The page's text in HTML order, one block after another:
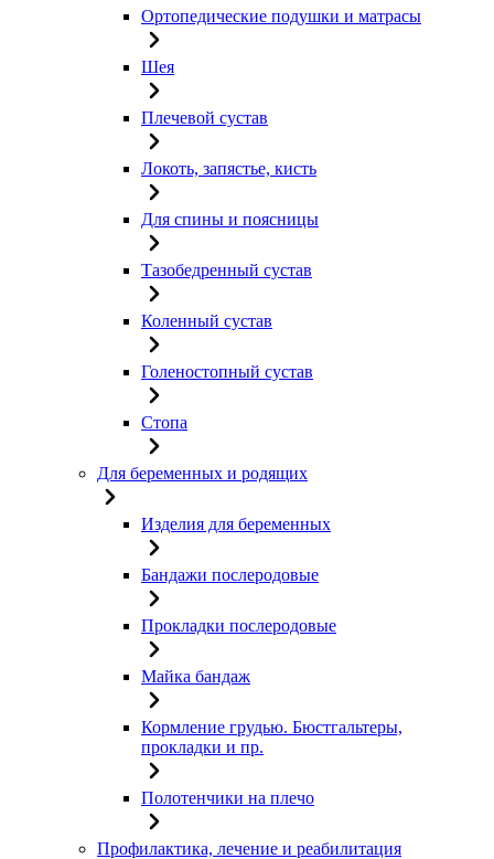
Ортопедические подушки и матрасы
Шея
Плечевой сустав
Локоть, запястье, кисть
Для спины и поясницы
Тазобедренный сустав
Коленный сустав
Голеностопный сустав
Стопа
Для беременных и родящих
Изделия для беременных
Бандажи послеродовые
Прокладки послеродовые
Майка бандаж
Кормление грудью. Бюстгальтеры,
прокладки и пр.
Полотенчики на плечо
Профилактика, лечение и реабилитация